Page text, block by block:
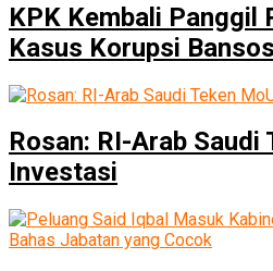
KPK Kembali Panggil
Kasus Korupsi
Rosan: RI-Arab Saudi
Investasi